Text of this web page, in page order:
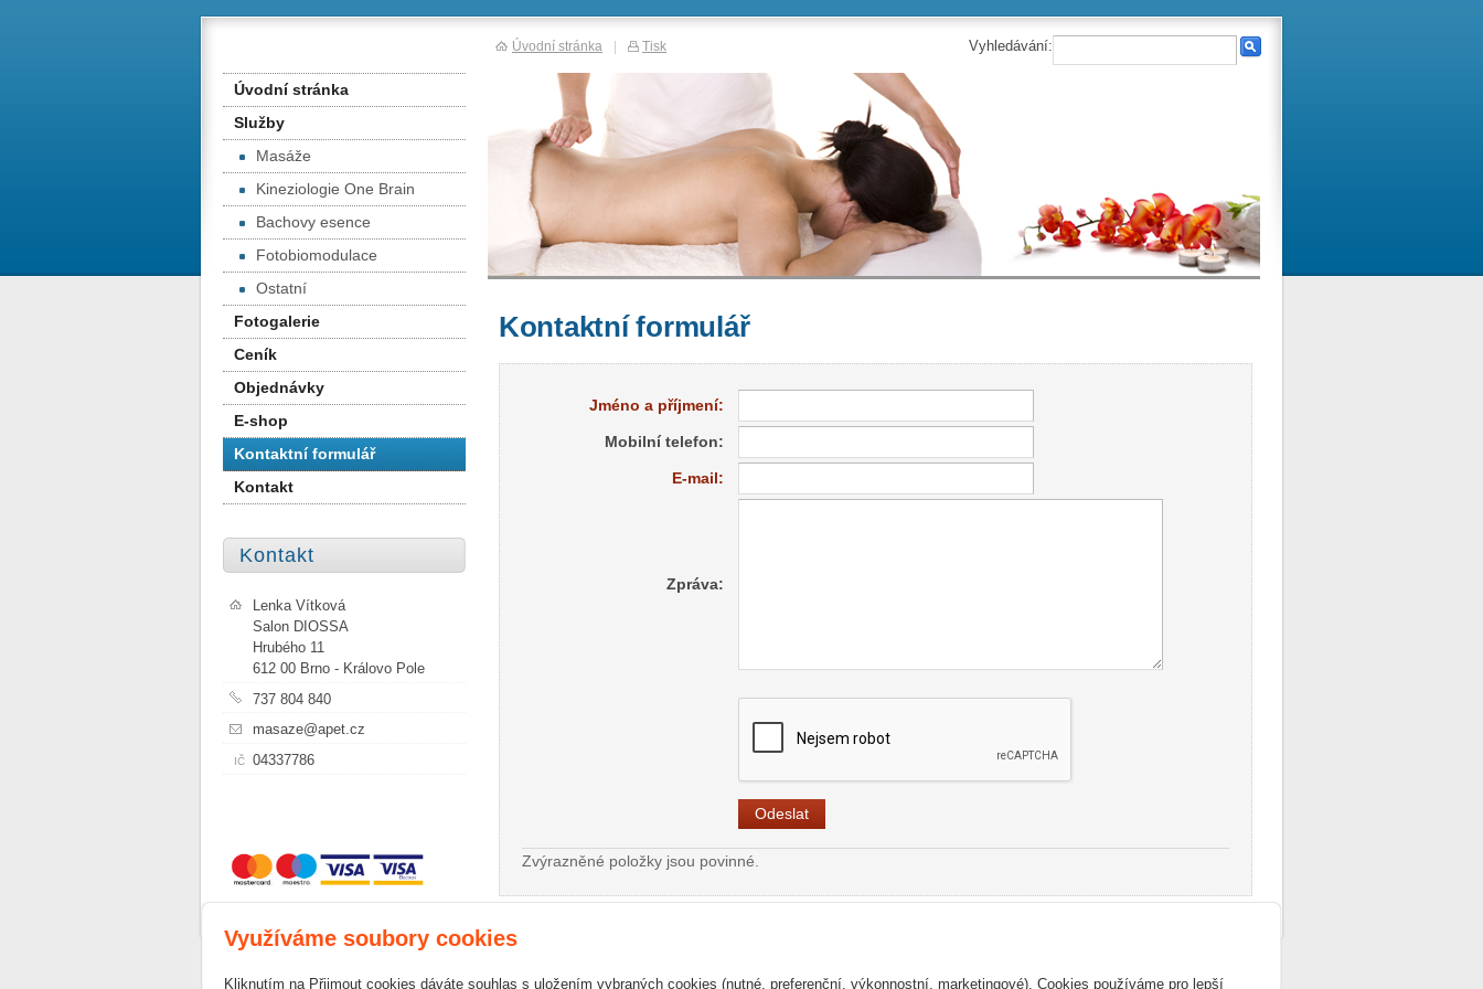
Kontaktní formulář
Jméno a příjmení:
Mobilní telefon:
E-mail:
Zpráva:
Zvýrazněné položky jsou povinné.
Úvodní stránka
Služby
Masáže
Kineziologie One Brain
Bachovy esence
Fotobiomodulace
Ostatní
Fotogalerie
Ceník
Objednávky
E-shop
Kontaktní formulář
Kontakt
Kontakt
Lenka Vítková
Salon DIOSSA
Hrubého 11
612 00 Brno - Královo Pole
737 804 840
masaze@apet.cz
IČ 04337786
Vyhledávání:
Úvodní stránka | Tisk
Využíváme soubory cookies
Kliknutím na Přijmout cookies dáváte souhlas s uložením vybraných cookies (nutné, preferenční, výkonnostní, marketingové). Cookies používáme pro lepší